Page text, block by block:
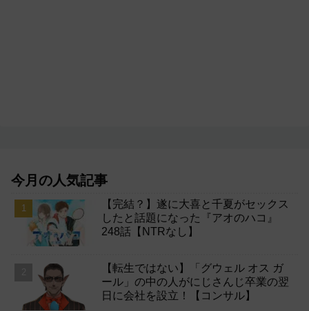
今月の人気記事
【完結？】遂に大喜と千夏がセックス
したと話題になった『アオのハコ』
248話【NTRなし】
【転生ではない】「グウェル オス ガ
ール」の中の人がにじさんじ卒業の翌
日に会社を設立！【コンサル】